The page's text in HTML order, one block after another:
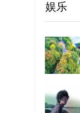
娱乐